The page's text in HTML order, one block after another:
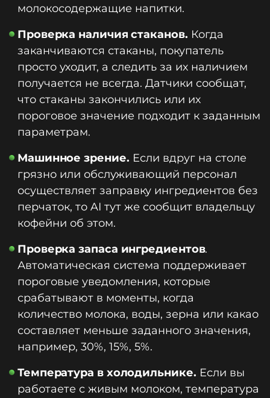
молокосодержащие напитки.
Проверка наличия стаканов. Когда
заканчиваются стаканы, покупатель
просто уходит, а следить за их наличием
получается не всегда. Датчики сообщат,
что стаканы закончились или их
пороговое значение подходит к заданным
параметрам.
Машинное зрение. Если вдруг на столе
грязно или обслуживающий персонал
осуществляет заправку ингредиентов без
перчаток, то AI тут же сообщит владельцу
кофейни об этом.
Проверка запаса ингредиентов.
Автоматическая система поддерживает
пороговые уведомления, которые
срабатывают в моменты, когда
количество молока, воды, зерна или какао
составляет меньше заданного значения,
например, 30%, 15%, 5%.
Температура в холодильнике. Если вы
работаете с живым молоком, температура